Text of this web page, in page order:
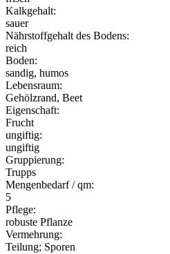
Kalkgehalt:
sauer
Nährstoffgehalt des Bodens:
reich
Boden:
sandig, humos
Lebensraum:
Gehölzrand, Beet
Eigenschaft:
Frucht
ungiftig:
ungiftig
Gruppierung:
Trupps
Mengenbedarf / qm:
5
Pflege:
robuste Pflanze
Vermehrung:
Teilung; Sporen